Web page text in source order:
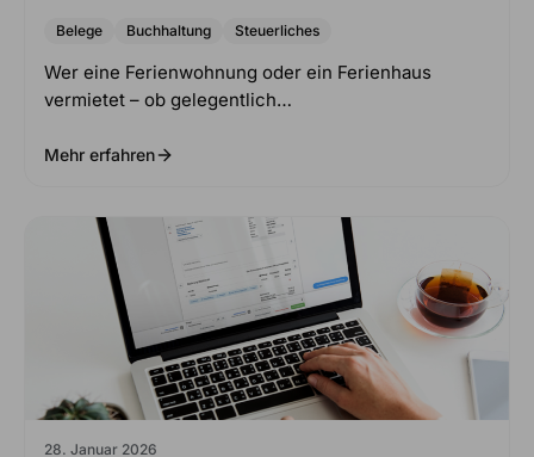
Belege Buchhaltung Steuerliches
Wer eine Ferienwohnung oder ein Ferienhaus
vermietet – ob gelegentlich…
Mehr erfahren
28. Januar 2026